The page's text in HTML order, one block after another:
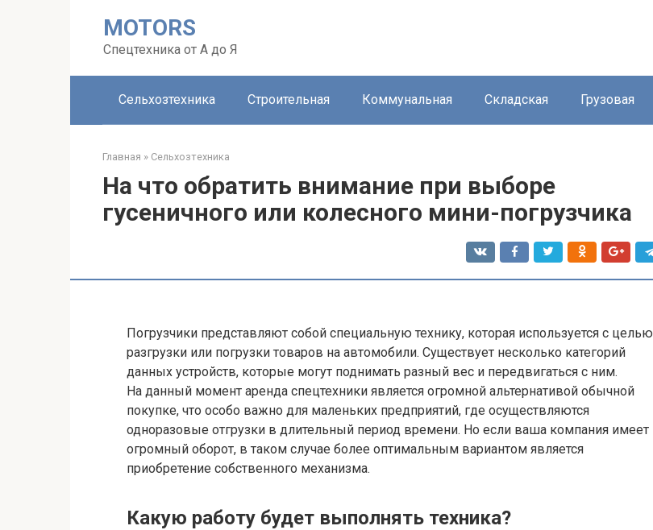
MOTORS
Спецтехника от А до Я
Сельхозтехника Строительная Коммунальная Складская Грузовая
Главная » Сельхозтехника
На что обратить внимание при выборе
гусеничного или колесного мини-погрузчика
Погрузчики представляют собой специальную технику, которая используется с целью
разгрузки или погрузки товаров на автомобили. Существует несколько категорий
данных устройств, которые могут поднимать разный вес и передвигаться с ним.
На данный момент аренда спецтехники является огромной альтернативой обычной
покупке, что особо важно для маленьких предприятий, где осуществляются
одноразовые отгрузки в длительный период времени. Но если ваша компания имеет
огромный оборот, в таком случае более оптимальным вариантом является
приобретение собственного механизма.
Какую работу будет выполнять техника?